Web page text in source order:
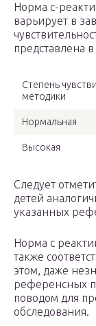
Норма с-
варьирует в
представлена
Степень
методики
Нормальная
Высокая
Следует
детей
указанных
Норма с
также
этом, даже
референсных
поводом для
обследования.